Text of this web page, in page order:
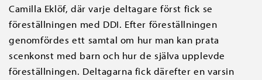
Camilla Eklöf, där varje deltagare först fick se
föreställningen med DDI. Efter föreställningen
genomfördes ett samtal om hur man kan prata
scenkonst med barn och hur de själva upplevde
föreställningen. Deltagarna fick därefter en varsin